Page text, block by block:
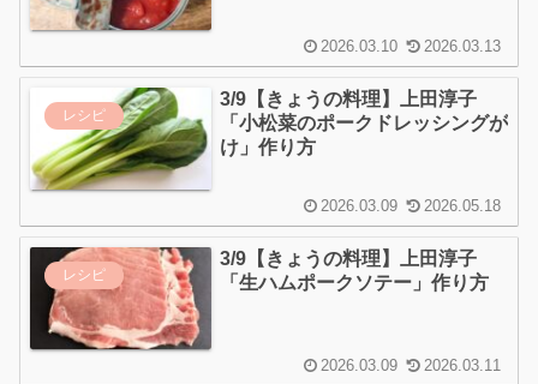
2026.03.10 2026.03.13
レシピ
3/9【きょうの料理】上田淳子
「小松菜のポークドレッシングが
け」作り方
2026.03.09 2026.05.18
レシピ
3/9【きょうの料理】上田淳子
「生ハムポークソテー」作り方
2026.03.09 2026.03.11